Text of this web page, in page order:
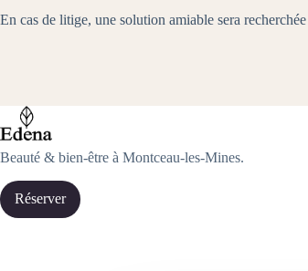
En cas de litige, une solution amiable sera
Beauté & bien-être à Montceau-les-Mines.
Réserver